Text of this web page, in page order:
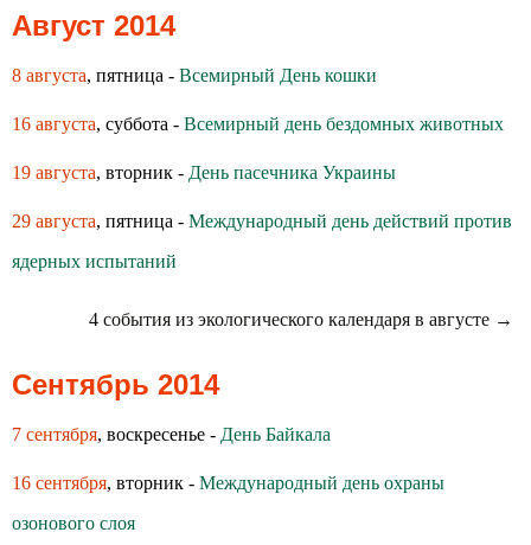
Август 2014
8 августа, пятница - Всемирный День кошки
16 августа, суббота - Всемирный день бездомных животных
19 августа, вторник - День пасечника Украины
29 августа, пятница - Международный день действий против
ядерных испытаний
4 события из экологического календаря в августе →
Сентябрь 2014
7 сентября, воскресенье - День Байкала
16 сентября, вторник - Международный день охраны
озонового слоя